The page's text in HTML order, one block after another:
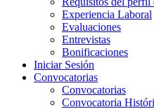
Experiencia Laboral
Evaluaciones
Entrevistas
Bonificaciones
Iniciar Sesión
Convocatorias
Convocatorias
Convocatoria